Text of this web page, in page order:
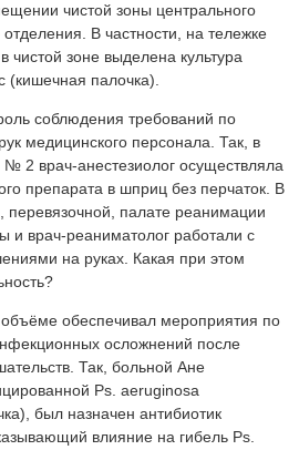
чистой зоны центрального
В частности, на тележке
чистой зоне выделена культура
(кишечная палочка).
соблюдения требований по
медицинского персонала. Так, в
2 врач-анестезиолог осуществляла
препарата в шприц без перчаток. В
перевязочной, палате реанимации
и врач-реаниматолог работали с
на руках. Какая при этом
обеспечивал мероприятия по
осложнений после
Так, больной Ане
Ps. aeruginosa
был назначен антибиотик
влияние на гибель Ps.